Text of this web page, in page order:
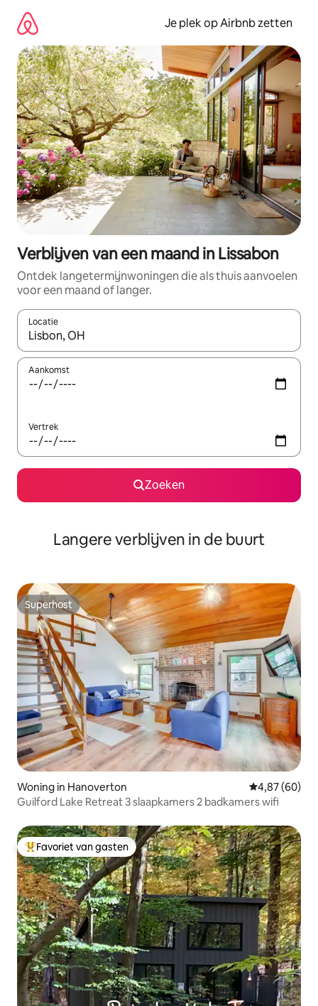
direct
naar
inhoud
Je plek op Airbnb zetten
Verblijven van een maand in Lissabon
Ontdek langetermijnwoningen die als thuis aanvoelen
voor een maand of langer.
Locatie
Wanneer er resultaten beschikbaar zijn, maak je een keuze
Aankomst
Vertrek
Zoeken
Langere verblijven in de buurt
Superhost
Superhost
Woning in Hanoverton Gemiddelde
4,87 (60)
Guilford Lake Retreat 3 slaapkamers 2 badkamers wifi
Topfavoriet van gasten
Favoriet van gasten